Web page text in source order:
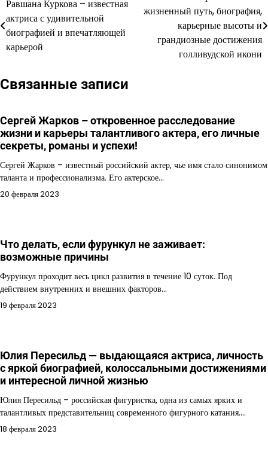
по
записям
Равшана Куркова – известная
актриса с удивительной
биографией и впечатляющей
карьерой
жизненный путь, биография,
карьерные высоты и
грандиозные достижения
голливудской икони
Связанные записи
Сергей Жарков – откровенное расследование
жизни и карьеры талантливого актера, его личные
секреты, романы и успехи!
Сергей Жарков – известный российский актер, чье имя стало синонимом
таланта и профессионализма. Его актерское…
20 февраля 2023
Что делать, если фурункул не заживает:
возможные причины
Фурункул проходит весь цикл развития в течение 10 суток. Под
действием внутренних и внешних факторов…
19 февраля 2023
Юлия Пересильд — выдающаяся актриса, личность
с яркой биографией, колоссальными достижениями
и интересной личной жизнью
Юлия Пересильд – российская фигуристка, одна из самых ярких и
талантливых представительниц современного фигурного катания.…
18 февраля 2023